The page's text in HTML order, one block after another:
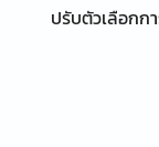
ปรับตัวเลือกก